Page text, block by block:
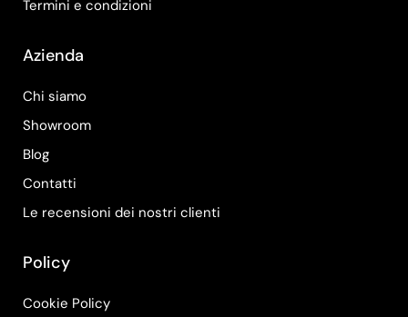
Termini e condizioni
Azienda
Chi siamo
Showroom
Blog
Contatti
Le recensioni dei nostri clienti
Policy
Cookie Policy